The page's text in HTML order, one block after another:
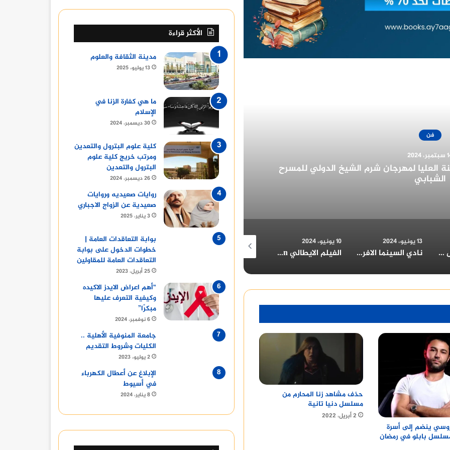
فن
2024
مهرجان القاهرة للدراما في دورته الأولى
٢٠٢٢ نادي السينما الافريقية يعرض فيلم ” تمساح النيل ”
نادي السينما الافريقية يعرض فيلم ” تمساح النيل ” بسينما الهناجر السبت المقبل
10 يونيو، 2024
الفيلم الايطالي upside down في حفل افتتاح مهرجان الامل السينمائي الدولي بحضور المخرج الإيطالي LUCA TORNATORE و الناقد الإيطالي جيورجيو لوكانطونيو
10 يونيو، 2024
الأفلام الروائية والتسجيلية الطويلة المشاركة في المسابقة الرسمية لمهرجان الامل السينمائي الدولي٢٠٢٢ الكاتبة الصحفية هبه عبد الفتاح تكشف أسرار محمود المليجي
9 نوفمبر، 2023
ينضم إلى أسرة
ومسلسل بابلو في رمضان
حذف مشاهد زنا المحارم من
مسلسل دنيا تانية
2 أبريل، 2022
الأكثر قراءة
مدينة الثقافة والعلوم
13 يوليو، 2025
ما هي كفارة الزنا في
الإسلام
30 ديسمبر، 2024
كلية علوم البترول والتعدين
ومرتب خريج كلية علوم
البترول والتعدين
26 ديسمبر، 2024
روايات صعيديه وروايات
صعيدية عن الزواج الاجباري
3 يناير، 2025
بوابة التعاقدات العامة |
خطوات الدخول على بوابة
التعاقدات العامة للمقاولين
25 أبريل، 2023
“أهم اعراض الايدز الاكيده
وكيفية التعرف عليها
مبكرًا”
6 نوفمبر، 2024
جامعة المنوفية الأهلية ..
الكليات وشروط التقديم
2 يوليو، 2023
الإبلاغ عن أعطال الكهرباء
في أسيوط
8 يناير، 2024